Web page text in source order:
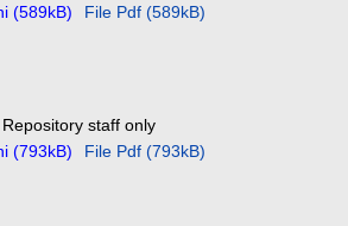
(589kB)
File Pdf (589kB)
staff only
(793kB)
File Pdf (793kB)